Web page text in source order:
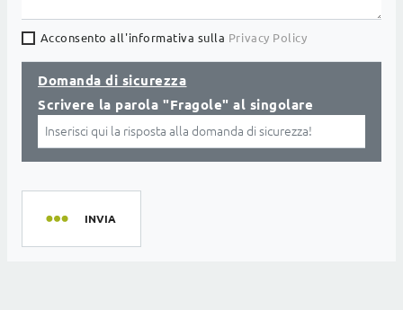
Acconsento all'informativa sulla Privacy Policy
Domanda di sicurezza
Scrivere la parola "Fragole" al singolare
INVIA